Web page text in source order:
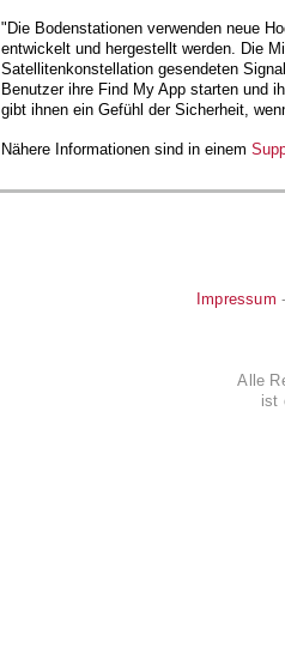
"Die Bodenstationen verwenden neue
entwickelt und hergestellt werden. Die
Satellitenkonstellation gesendeten
Benutzer ihre Find My App starten und
gibt ihnen ein Gefühl der Sicherheit,
Nähere Informationen sind in einem
Impressum -
Alle
ist